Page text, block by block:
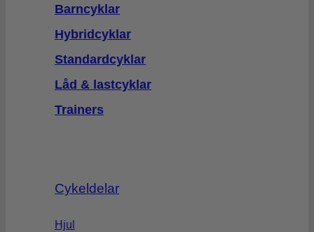
Barncyklar
Hybridcyklar
Standardcyklar
Låd & lastcyklar
Trainers
Cykeldelar
Hjul